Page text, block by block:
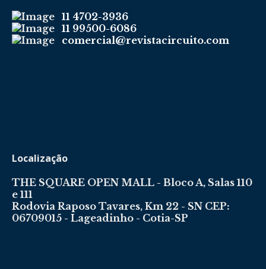
11 4702-3936
11 99500-6086
comercial@revistacircuito.com
Localização
THE SQUARE OPEN MALL - Bloco A, Salas 110
e 111
Rodovia Raposo Tavares, Km 22 - SN CEP:
06709015 - Lageadinho - Cotia-SP